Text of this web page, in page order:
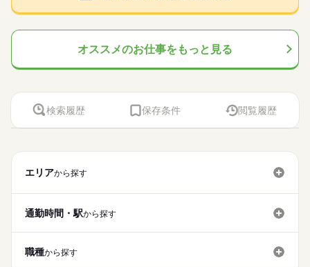
オススメのお仕事をもっと見る
検索履歴 保存条件 閲覧履歴
エリアから探す
通勤時間・駅から探す
職種から探す